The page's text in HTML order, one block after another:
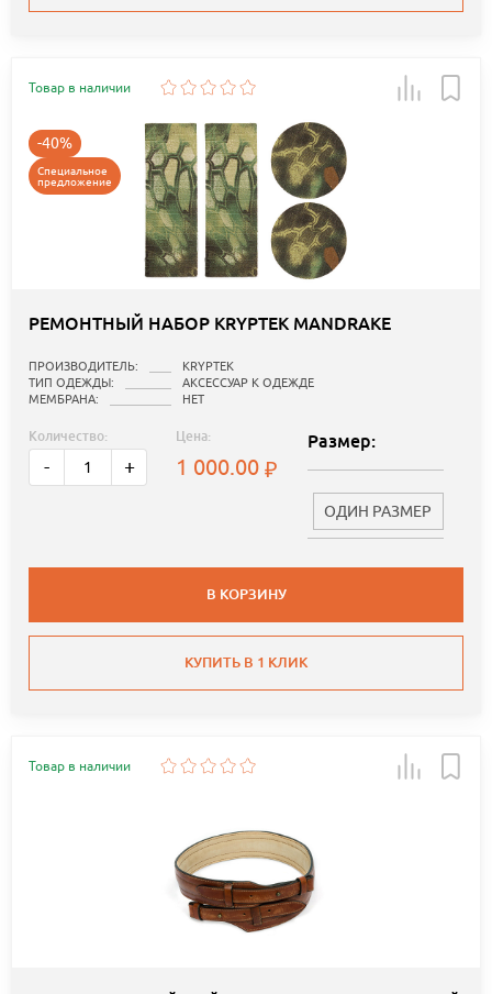
Товар в наличии
-40%
Специальное
предложение
РЕМОНТНЫЙ НАБОР KRYPTEK MANDRAKE
ПРОИЗВОДИТЕЛЬ:
KRYPTEK
ТИП ОДЕЖДЫ:
АКСЕССУАР К ОДЕЖДЕ
МЕМБРАНА:
НЕТ
Количество:
- +
Цена:
1 000.00
Размер:
ОДИН РАЗМЕР
В КОРЗИНУ
КУПИТЬ В 1 КЛИК
Товар в наличии